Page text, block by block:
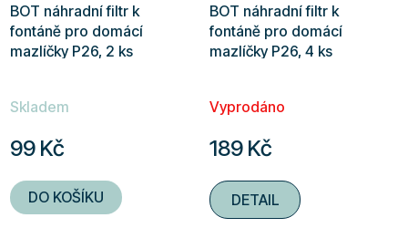
BOT náhradní filtr k
fontáně pro domácí
mazlíčky P26, 2 ks
Skladem
99 Kč
DO KOŠÍKU
BOT náhradní filtr k
fontáně pro domácí
mazlíčky P26, 4 ks
Vyprodáno
189 Kč
DETAIL